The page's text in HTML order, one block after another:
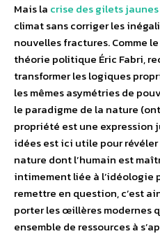
Mais la crise des gilets jaunes
climat sans corriger les
nouvelles fractures. Comme
théorie politique Éric Fabri,
transformer les logiques
les mêmes asymétries de
le paradigme de la nature
propriété est une expression
idées est ici utile pour
nature dont l’humain est
intimement liée à l’idéologie
remettre en question, c’est
porter les œillères modernes
ensemble de ressources à